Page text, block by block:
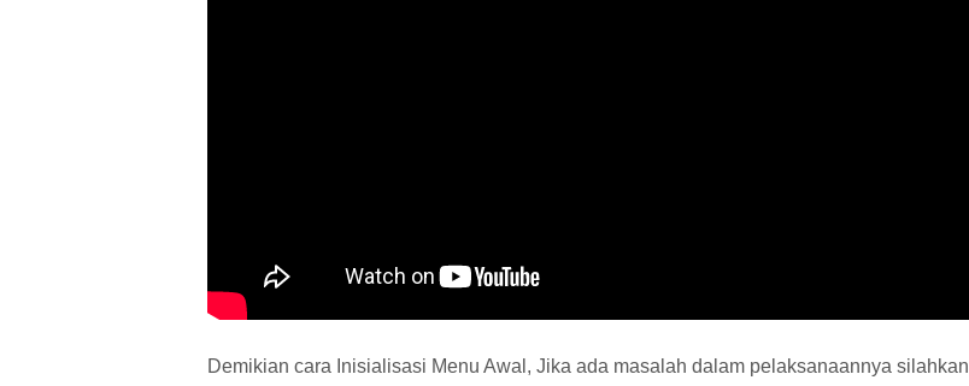
Demikian cara Inisialisasi Menu Awal, Jika ada masalah dalam pelaksanaannya silahkan